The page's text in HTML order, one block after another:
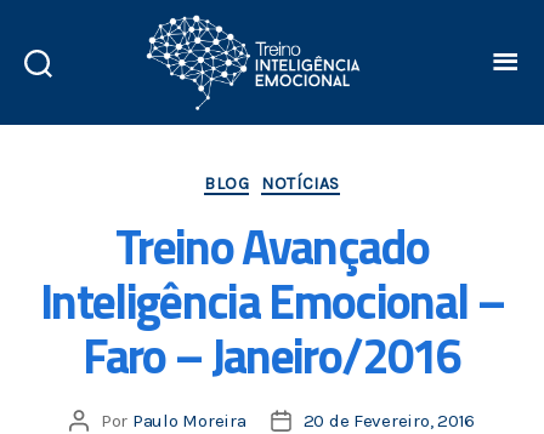
BLOG NOTÍCIAS
Treino Avançado
Inteligência Emocional –
Faro – Janeiro/2016
Por Paulo Moreira 20 de Fevereiro, 2016